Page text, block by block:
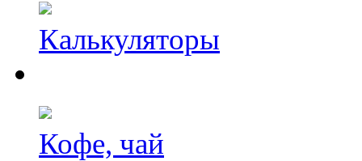
Калькуляторы
Кофе, чай